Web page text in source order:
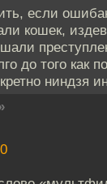
если
кошек,
до того как
ниндзя